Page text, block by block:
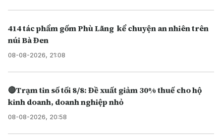
414 tác phẩm gốm Phù Lãng kể chuyện an nhiên trên
núi Bà Đen
08-08-2026, 21:08
🔴Trạm tin số tối 8/8: Đề xuất giảm 30% thuế cho hộ
kinh doanh, doanh nghiệp nhỏ
08-08-2026, 20:58